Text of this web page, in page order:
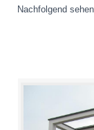
Nachfolgend